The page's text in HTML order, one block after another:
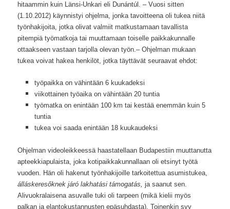
hitaammin kuin Länsi-Unkari eli Dunántúl. – Vuosi sitten
(1.10.2012) käynnistyi ohjelma, jonka tavoitteena oli tukea niitä
työnhakijoita, jotka olivat valmiit matkustamaan tavallista
pitempiä työmatkoja tai muuttamaan toiselle paikkakunnalle
ottaakseen vastaan tarjolla olevan työn.– Ohjelman mukaan
tukea voivat hakea henkilöt, jotka täyttävät seuraavat ehdot:
työpaikka on vähintään 6 kuukadeksi
viikottainen työaika on vähintään 20 tuntia
työmatka on enintään 100 km tai kestää enemmän kuin 5
tuntia
tukea voi saada enintään 18 kuukaudeksi
Ohjelman videoleikkeessä haastatellaan Budapestiin muuttanutta
apteekkiapulaista, joka kotipaikkakunnallaan oli etsinyt työtä
vuoden. Hän oli hakenut työnhakijoille tarkoitettua asumistukea,
álláskeresőknek járó lakhatási támogatás, ja saanut sen.
Alivuokralaisena asuvalle tuki oli tarpeen (mikä kielii myös
palkan ja elantokustannusten epäsuhdasta). Toinenkin syy